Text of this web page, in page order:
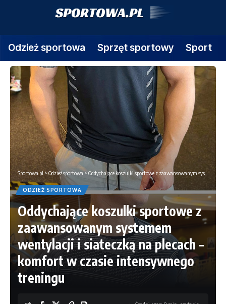
Odzież sportowa Sprzęt sportowy Sport
Sportowa.pl> Odzież sportowa> Oddychające koszulki sportowe z zaawansowanym systemem wentylacji i siateczką na plecach – komfort w czasie intensywnego treningu
ODZIEŻ SPORTOWA
Oddychające koszulki sportowe z
zaawansowanym systemem
wentylacji i siateczką na plecach –
komfort w czasie intensywnego
treningu